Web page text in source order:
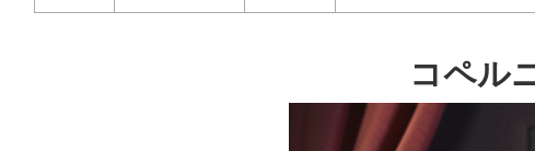
コペル